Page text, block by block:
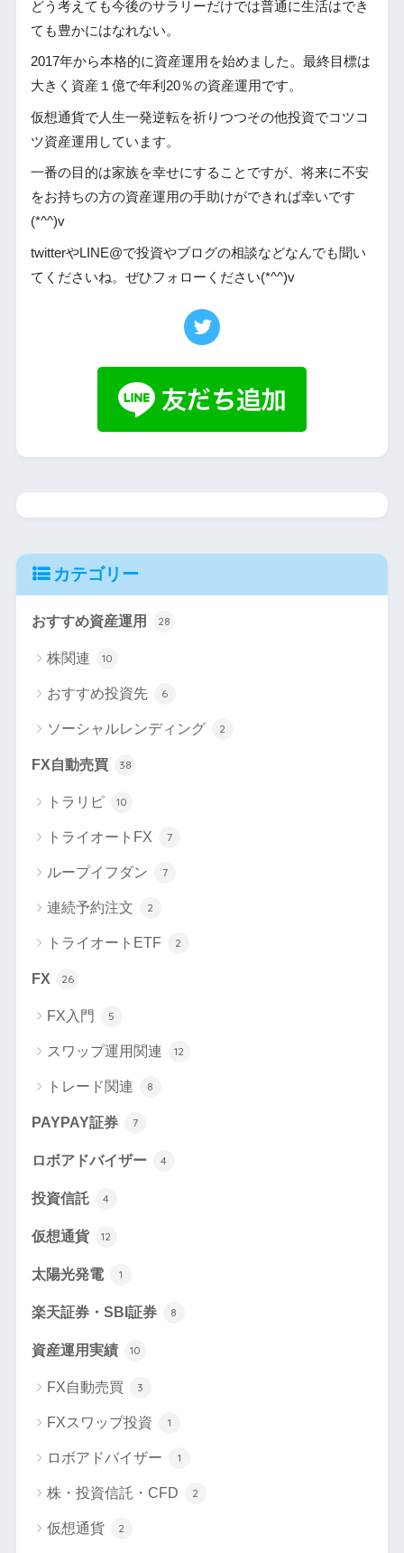
どう考えても今後のサラリーだけでは普通に生活はでき
ても豊かにはなれない。
2017年から本格的に資産運用を始めました。最終目標は
大きく資産１億で年利20％の資産運用です。
仮想通貨で人生一発逆転を祈りつつその他投資でコツコ
ツ資産運用しています。
一番の目的は家族を幸せにすることですが、将来に不安
をお持ちの方の資産運用の手助けができれば幸いです
(*^^)v
twitterやLINE@で投資やブログの相談などなんでも聞い
てくださいね。ぜひフォローください(*^^)v
カテゴリー
おすすめ資産運用 28
株関連 10
おすすめ投資先 6
ソーシャルレンディング 2
FX自動売買 38
トラリピ 10
トライオートFX 7
ループイフダン 7
連続予約注文 2
トライオートETF 2
FX 26
FX入門 5
スワップ運用関連 12
トレード関連 8
PAYPAY証券 7
ロボアドバイザー 4
投資信託 4
仮想通貨 12
太陽光発電 1
楽天証券・SBI証券 8
資産運用実績 10
FX自動売買 3
FXスワップ投資 1
ロボアドバイザー 1
株・投資信託・CFD 2
仮想通貨 2